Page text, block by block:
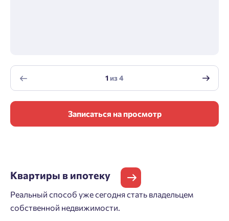
1из4
Записаться на просмотр
Квартиры в ипотеку
Реальный способ уже сегодня стать владельцем
собственной недвижимости.